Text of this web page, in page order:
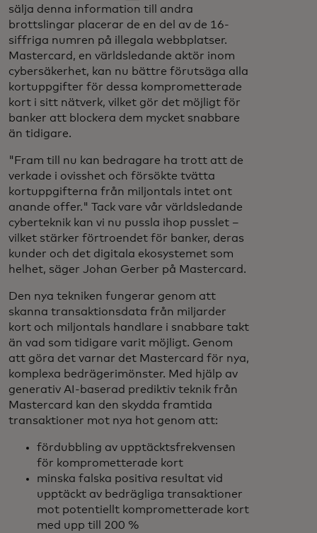
sälja denna information till andra
brottslingar placerar de en del av de 16-
siffriga numren på illegala webbplatser.
Mastercard, en världsledande aktör inom
cybersäkerhet, kan nu bättre förutsäga alla
kortuppgifter för dessa komprometterade
kort i sitt nätverk, vilket gör det möjligt för
banker att blockera dem mycket snabbare
än tidigare.
"Fram till nu kan bedragare ha trott att de
verkade i ovisshet och försökte tvätta
kortuppgifterna från miljontals intet ont
anande offer." Tack vare vår världsledande
cyberteknik kan vi nu pussla ihop pusslet –
vilket stärker förtroendet för banker, deras
kunder och det digitala ekosystemet som
helhet, säger Johan Gerber på Mastercard.
Den nya tekniken fungerar genom att
skanna transaktionsdata från miljarder
kort och miljontals handlare i snabbare takt
än vad som tidigare varit möjligt. Genom
att göra det varnar det Mastercard för nya,
komplexa bedrägerimönster. Med hjälp av
generativ AI-baserad prediktiv teknik från
Mastercard kan den skydda framtida
transaktioner mot nya hot genom att:
fördubbling av upptäcktsfrekvensen
för komprometterade kort
minska falska positiva resultat vid
upptäckt av bedrägliga transaktioner
mot potentiellt komprometterade kort
med upp till 200 %